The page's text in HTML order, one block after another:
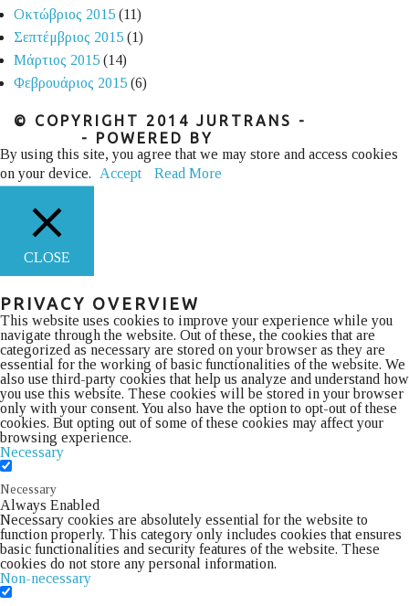
Οκτώβριος 2015 (11)
Σεπτέμβριος 2015 (1)
Μάρτιος 2015 (14)
Φεβρουάριος 2015 (6)
© COPYRIGHT 2014 JURTRANS -
- POWERED BY
By using this site, you agree that we may store and access cookies
on your device.
Accept Read More
CLOSE
PRIVACY OVERVIEW
This website uses cookies to improve your experience while you
navigate through the website. Out of these, the cookies that are
categorized as necessary are stored on your browser as they are
essential for the working of basic functionalities of the website. We
also use third-party cookies that help us analyze and understand how
you use this website. These cookies will be stored in your browser
only with your consent. You also have the option to opt-out of these
cookies. But opting out of some of these cookies may affect your
browsing experience.
Necessary
Necessary
Always Enabled
Necessary cookies are absolutely essential for the website to
function properly. This category only includes cookies that ensures
basic functionalities and security features of the website. These
cookies do not store any personal information.
Non-necessary